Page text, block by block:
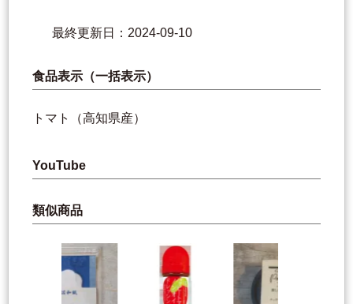
最終更新日：2024-09-10
食品表示（一括表示）
トマト（高知県産）
YouTube
類似商品